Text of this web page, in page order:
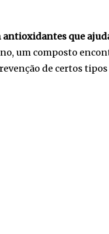
antioxidantes que
um composto
de certos tipos